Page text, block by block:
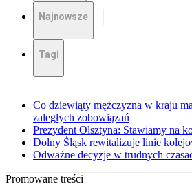
Najnowsze
Tagi
Co dziewiąty mężczyzna w kraju
zaległych zobowiązań
Prezydent Olsztyna: Stawiamy na
Dolny Śląsk rewitalizuje linie
Odważne decyzje w trudnych
Promowane treści